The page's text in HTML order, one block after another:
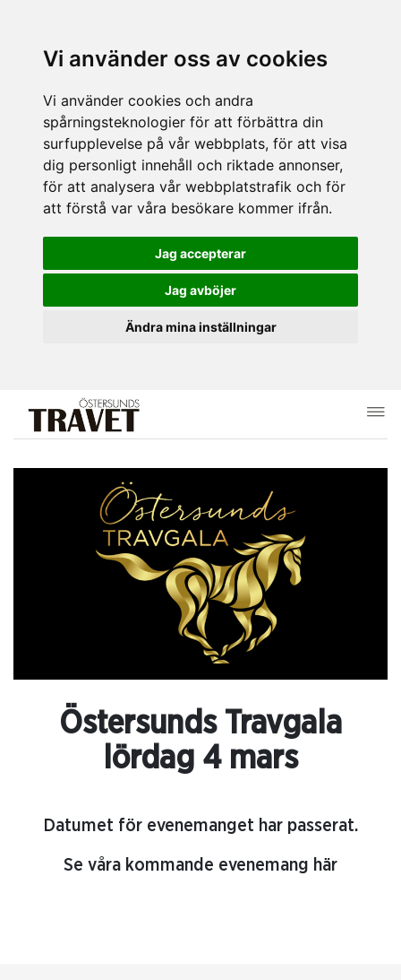
Vi använder oss av cookies
Vi använder cookies och andra
spårningsteknologier för att förbättra din
surfupplevelse på vår webbplats, för att visa
dig personligt innehåll och riktade annonser,
för att analysera vår webbplatstrafik och för
att förstå var våra besökare kommer ifrån.
Jag accepterar
Jag avböjer
Ändra mina inställningar
Östersunds Travgala
lördag 4 mars
Datumet för evenemanget har passerat.
Se våra kommande evenemang här